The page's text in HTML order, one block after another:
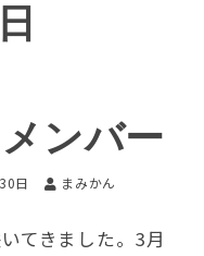
ンバー
日 まみかん
てきました。3月